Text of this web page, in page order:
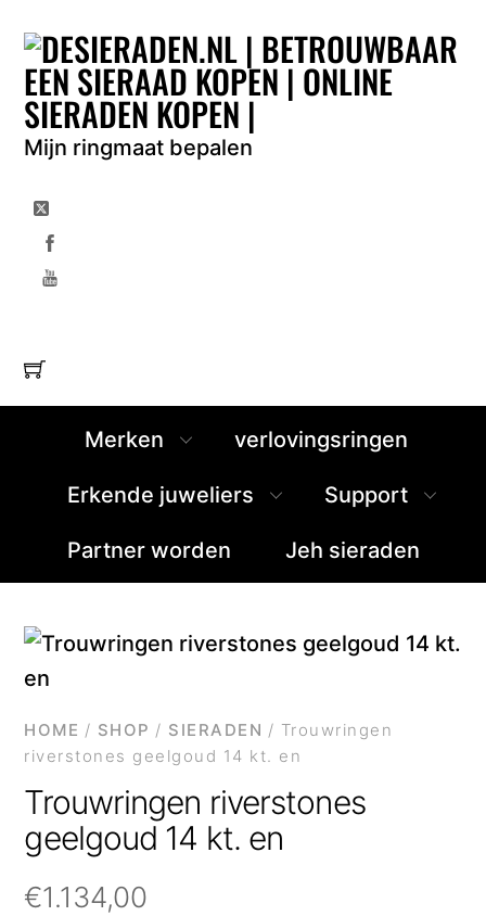
content
Mijn ringmaat bepalen
Merken verlovingsringen
Erkende juweliers Support
Partner worden Jeh sieraden
HOME / SHOP / SIERADEN / Trouwringen
riverstones geelgoud 14 kt. en
Trouwringen riverstones
geelgoud 14 kt. en
€1.134,00